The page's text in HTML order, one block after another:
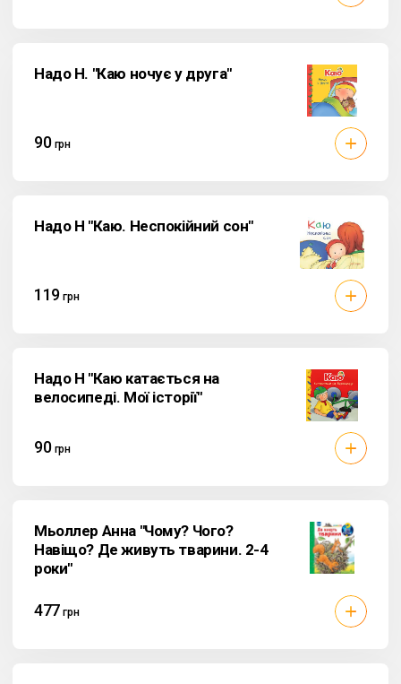
Надо Н. "Каю ночує у друга"
90 грн
Надо Н "Каю. Неспокійний сон"
119 грн
Надо Н "Каю катається на
велосипеді. Мої історії"
90 грн
Мьоллер Анна "Чому? Чого?
Навіщо? Де живуть тварини. 2-4
роки"
477 грн